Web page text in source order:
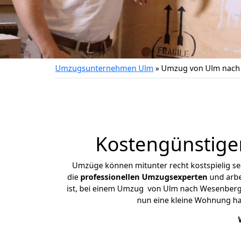
Umzugsunternehmen Ulm » Umzug von Ulm
Umzüge können mitunter recht kostspielig
die professionellen Umzugsexperten und
ist, bei einem Umzug von Ulm nach
nun eine kleine Wohnung